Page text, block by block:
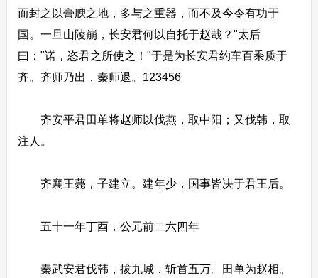
而封之以膏腴之地，多与之重器，而不及今令有功于
国。一旦山陵崩，长安君何以自托于赵哉？"太后
曰："诺，恣君之所使之！"于是为长安君约车百乘质于
齐。齐师乃出，秦师退。123456
齐安平君田单将赵师以伐燕，取中阳；又伐韩，取
注人。
齐襄王薨，子建立。建年少，国事皆决于君王后。
五十一年丁酉，公元前二六四年
秦武安君伐韩，拔九城，斩首五万。田单为赵相。